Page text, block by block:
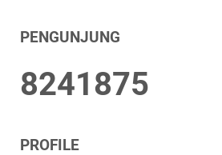
PENGUNJUNG
8241875
PROFILE